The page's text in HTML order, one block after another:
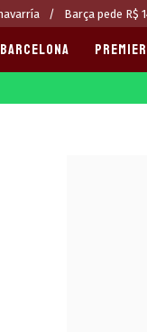
Barça pede R$
BARCELONA